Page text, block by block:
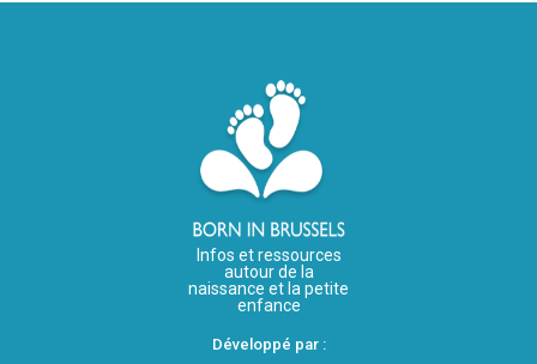
Infos et ressources
autour de la
naissance et la petite
enfance
Développé par :